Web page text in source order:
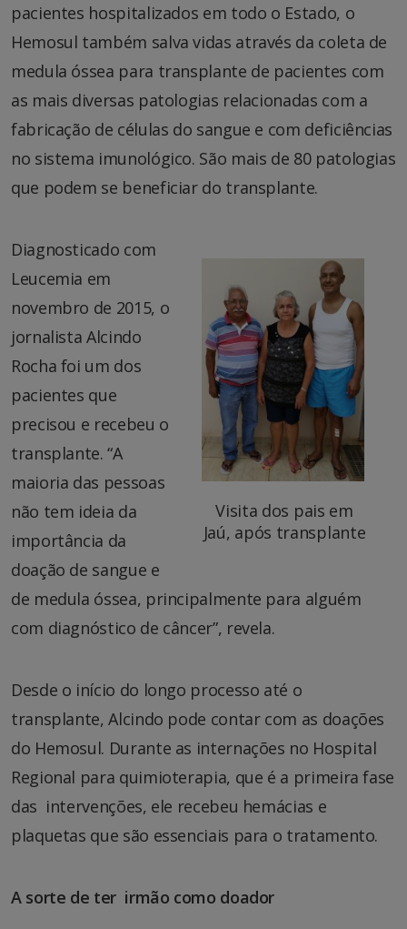
pacientes hospitalizados em todo o Estado, o
Hemosul também salva vidas através da coleta de
medula óssea para transplante de pacientes com
as mais diversas patologias relacionadas com a
fabricação de células do sangue e com deficiências
no sistema imunológico. São mais de 80 patologias
que podem se beneficiar do transplante.
Visita dos pais em
Jaú, após transplante
Diagnosticado com
Leucemia em
novembro de 2015, o
jornalista Alcindo
Rocha foi um dos
pacientes que
precisou e recebeu o
transplante. “A
maioria das pessoas
não tem ideia da
importância da
doação de sangue e
de medula óssea, principalmente para alguém
com diagnóstico de câncer”, revela.
Desde o início do longo processo até o
transplante, Alcindo pode contar com as doações
do Hemosul. Durante as internações no Hospital
Regional para quimioterapia, que é a primeira fase
das intervenções, ele recebeu hemácias e
plaquetas que são essenciais para o tratamento.
A sorte de ter irmão como doador